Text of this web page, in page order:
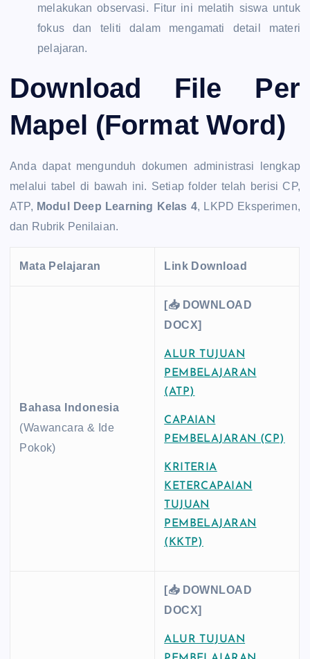
melakukan observasi. Fitur ini melatih siswa untuk
fokus dan teliti dalam mengamati detail materi
pelajaran.
Download File Per
Mapel (Format Word)
Anda dapat mengunduh dokumen administrasi lengkap
melalui tabel di bawah ini. Setiap folder telah berisi CP,
ATP, Modul Deep Learning Kelas 4, LKPD Eksperimen,
dan Rubrik Penilaian.
Mata Pelajaran Link Download
Bahasa Indonesia
(Wawancara & Ide
Pokok)
[📥 DOWNLOAD
DOCX]
ALUR TUJUAN
PEMBELAJARAN
(ATP)
CAPAIAN
PEMBELAJARAN (CP)
KRITERIA
KETERCAPAIAN
TUJUAN
PEMBELAJARAN
(KKTP)
[📥 DOWNLOAD
DOCX]
ALUR TUJUAN